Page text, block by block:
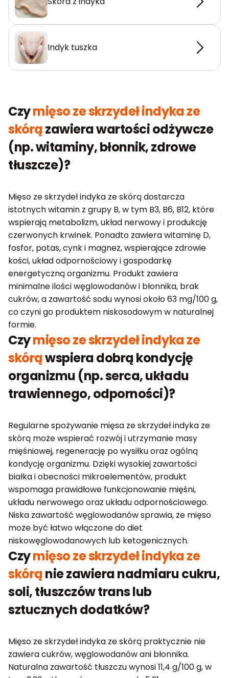
Indyk tuszka
Czymięso ze skrzydeł indyka ze
skórązawiera wartości odżywcze
(np. witaminy, błonnik, zdrowe
tłuszcze)?
Mięso ze skrzydeł indyka ze skórą dostarcza
istotnych witamin z grupy B, w tym B3, B6, B12, które
wspierają metabolizm, układ nerwowy i produkcję
czerwonych krwinek. Ponadto zawiera witaminę D,
fosfor, potas, cynk i magnez, wspierające zdrowie
kości, układ odpornościowy i gospodarkę
energetyczną organizmu. Produkt zawiera
minimalne ilości węglowodanów i błonnika, brak
cukrów, a zawartość sodu wynosi około 63 mg/100 g,
co czyni go produktem niskosodowym w naturalnej
formie.
Czymięso ze skrzydeł indyka ze
skórąwspiera dobrą kondycję
organizmu (np. serca, układu
trawiennego, odporności)?
Regularne spożywanie mięsa ze skrzydeł indyka ze
skórą może wspierać rozwój i utrzymanie masy
mięśniowej, regenerację po wysiłku oraz ogólną
kondycję organizmu. Dzięki wysokiej zawartości
białka i obecności mikroelementów, produkt
wspomaga prawidłowe funkcjonowanie mięśni,
układu nerwowego oraz układu odpornościowego.
Niska zawartość węglowodanów sprawia, że mięso
może być łatwo włączone do diet
niskowęglowodanowych lub ketogenicznych.
Czymięso ze skrzydeł indyka ze
skórąnie zawiera nadmiaru cukru,
soli, tłuszczów trans lub
sztucznych dodatków?
Mięso ze skrzydeł indyka ze skórą praktycznie nie
zawiera cukrów, węglowodanów ani błonnika.
Naturalna zawartość tłuszczu wynosi 11,4 g/100 g, w